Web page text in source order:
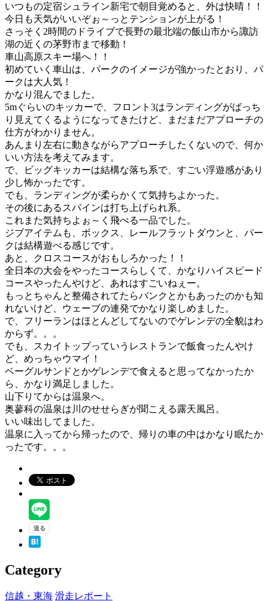
いつもの定宿シュライン新宅で朝目覚めると、外は快晴！！
今日も天気がいいぞぉ～っとテンションが上がる！
さっそく2時間のドライブで長野の最北端の飯山市から諏訪
湖の近くの茅野市まで移動！
車山高原スキー場へ！！
初めていく車山は、パークのイメージが強かったとおり、パ
ークは大人気！
かなり混んでました。
5mぐらいのキッカーで、フロント3はランディングがばっち
り見えてくるようになってきたけど、まだまだアプローチの
仕方がわかりません。
あんまり左右に動きながらアプローチしたくないので、何か
いい方法を考えてみます。
で、ビッグキッカーは結構な落ち系で、すごい浮遊感があり
少し怖かったです。
でも、ランディングが柔らかくて気持ちよかった。
その後にあるスパインは打ち上げられ系。
これまた気持ちよぉ～く飛べる一品でした。
ジブアイテムも、ボックス、レールフラットダウンと、パー
クは結構遊べる感じです。
あと、クロスコースがおもしろかった！！
全日本の大会をやったコースらしくて、かなりハイスピード
コースやったんやけど、あれはすごいねぇー。
もっとちゃんと整備されてたらバンクとかもあったのかも知
れないけど、ウェーブの連発でかなり楽しめました。
で、フリーランはほとんどしてないのでゲレンデの全貌はわ
からず。。。
でも、スカイトップっていうレストランで飯食ったんやけ
ど、めっちゃウマイ！
ベーグルサンドとかゲレンデで食えると思ってなかったか
ら、かなり満足しました。
山下りてからは温泉へ。
奥蓼科の温泉は川のせせらぎが聞こえる露天風呂。
いい味出してました。
温泉に入ってから帰ったので、帰りの車の中はかなり眠たか
ったです。。。
Category
信越・東海 滑走レポート